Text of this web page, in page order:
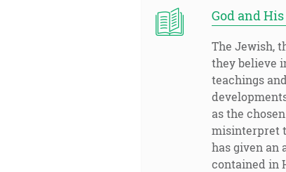
God and
The Jewish,
they believe
teachings
as the
misinterpret
has given an
contained in